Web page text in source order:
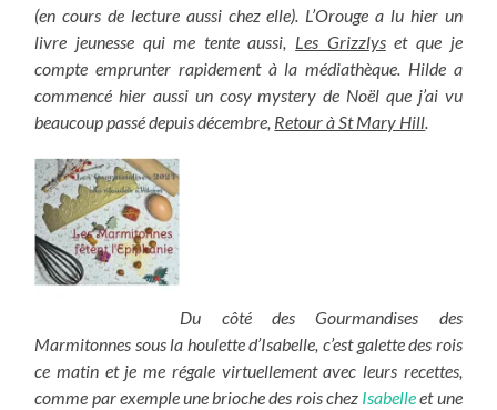
(en cours de lecture aussi chez elle). L’Orouge a lu hier un
livre jeunesse qui me tente aussi, Les Grizzlyset que je
compte emprunter rapidement à la médiathèque. Hilde a
commencé hier aussi un cosy mystery de Noël que j’ai vu
beaucoup passé depuis décembre, Retour à St Mary Hill.
Du côté des Gourmandises des
Marmitonnes sous la houlette d’Isabelle, c’est galette des rois
ce matin et je me régale virtuellement avec leurs recettes,
comme par exemple une brioche des rois chez Isabelleet une